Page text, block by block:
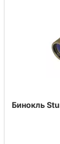
Бинокль